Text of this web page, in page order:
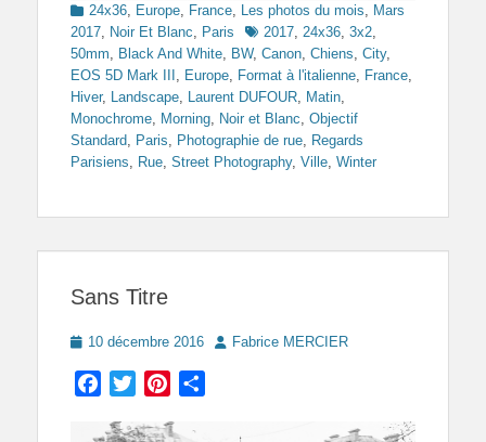
Categories
24x36, Europe, France, Les photos du mois, Mars
2017, Noir Et Blanc, Paris Tags2017, 24x36, 3x2,
50mm, Black And White, BW, Canon, Chiens, City,
EOS 5D Mark III , Europe, Format à l'italienne, France,
Hiver, Landscape, Laurent DUFOUR, Matin,
Monochrome, Morning, Noir et Blanc, Objectif
Standard, Paris, Photographie de rue, Regards
Parisiens, Rue, Street Photography, Ville, Winter
Sans Titre
Posted
10 décembre 2016 AuthorFabrice MERCIER
Facebook
TwitterPinterest